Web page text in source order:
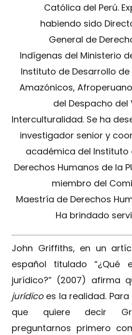
Católica del Perú.
habiendo sido
General de
Indígenas del Ministerio
Instituto de Desarrollo de
Amazónicos, Afroperuano
del Despacho
Interculturalidad. Se ha
investigador senior y
académica del Instituto
Derechos Humanos de la
miembro del
Maestría de Derechos
Ha brindado
John Griffiths, en un
español titulado “¿Qué
jurídico?” (2007) afirma
jurídicoes la realidad.
que quiere decir
preguntarnos primero